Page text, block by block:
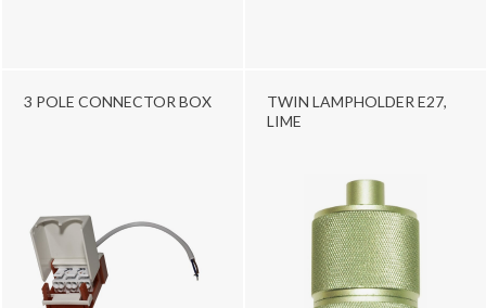
3 POLE CONNECTOR BOX
TWIN LAMPHOLDER E27,
LIME